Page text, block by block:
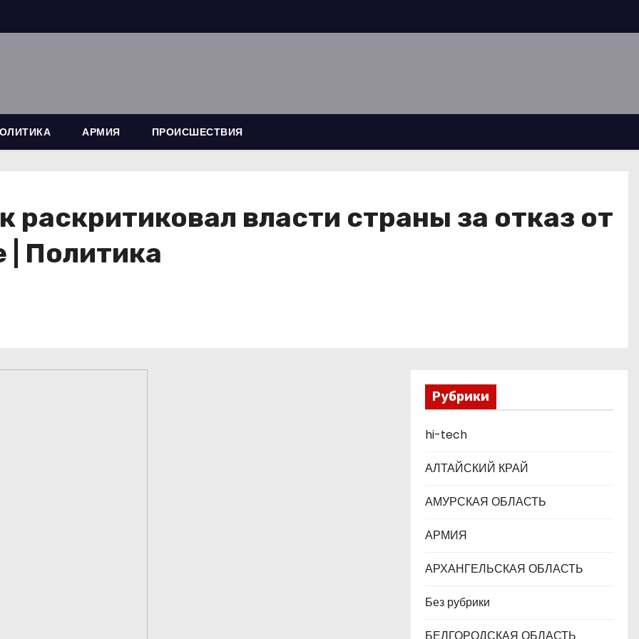
АРМИЯ ПРОИСШЕСТВИЯ
раскритиковал власти страны за отказ от
| Политика
Рубрики
hi-tech
АЛТАЙСКИЙ КРАЙ
АМУРСКАЯ ОБЛАСТЬ
АРМИЯ
АРХАНГЕЛЬСКАЯ ОБЛАСТЬ
Без рубрики